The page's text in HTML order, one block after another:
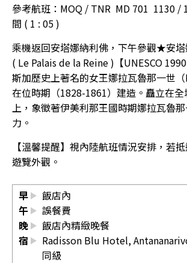
參考航班：MOQ / TNR MD 701 1130
間 ( 1 : 05 )
乘機返回安塔娜納利佛，下午參觀★安
( Le Palais de la Reine )【UNESCO
斯加歷史上著名的女王娜拉瓦魯那一世（
在位時期（1828-1861）建造。矗立在
上，象徵著伊美利那王國時期娜拉瓦魯
力。
【溫馨提醒】視內陸航班情況安排，若
遊覽外觀。
早
飯店內
午
誤餐費
晚
飯店內精緻晚餐
宿
Radisson Blu Hotel,
同級